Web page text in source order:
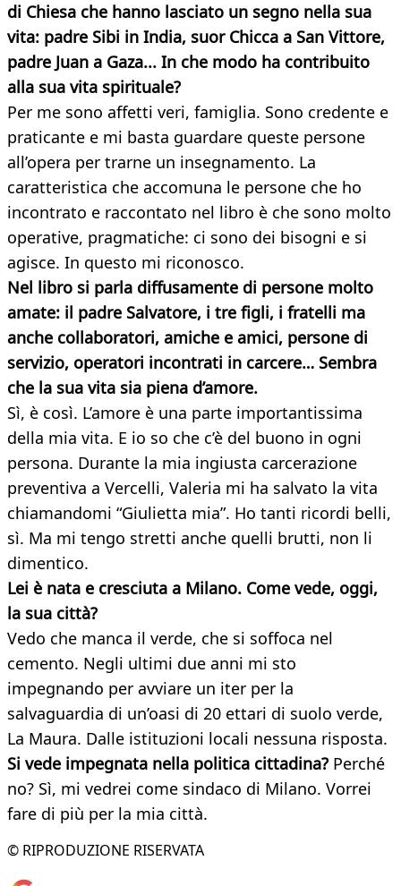
di Chiesa che hanno lasciato un segno nella sua
vita: padre Sibi in India, suor Chicca a San Vittore,
padre Juan a Gaza... In che modo ha contribuito
alla sua vita spirituale?
Per me sono affetti veri, famiglia. Sono credente e
praticante e mi basta guardare queste persone
all’opera per trarne un insegnamento. La
caratteristica che accomuna le persone che ho
incontrato e raccontato nel libro è che sono molto
operative, pragmatiche: ci sono dei bisogni e si
agisce. In questo mi riconosco.
Nel libro si parla diffusamente di persone molto
amate: il padre Salvatore, i tre figli, i fratelli ma
anche collaboratori, amiche e amici, persone di
servizio, operatori incontrati in carcere… Sembra
che la sua vita sia piena d’amore.
Sì, è così. L’amore è una parte importantissima
della mia vita. E io so che c’è del buono in ogni
persona. Durante la mia ingiusta carcerazione
preventiva a Vercelli, Valeria mi ha salvato la vita
chiamandomi “Giulietta mia”. Ho tanti ricordi belli,
sì. Ma mi tengo stretti anche quelli brutti, non li
dimentico.
Lei è nata e cresciuta a Milano. Come vede, oggi,
la sua città?
Vedo che manca il verde, che si soffoca nel
cemento. Negli ultimi due anni mi sto
impegnando per avviare un iter per la
salvaguardia di un’oasi di 20 ettari di suolo verde,
La Maura. Dalle istituzioni locali nessuna risposta.
Si vede impegnata nella politica cittadina? Perché
no? Sì, mi vedrei come sindaco di Milano. Vorrei
fare di più per la mia città.
© RIPRODUZIONE RISERVATA